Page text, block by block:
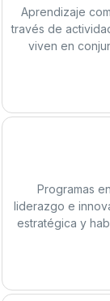
Aprendizaje
través de
viven en
Programas
liderazgo e
estratégica y